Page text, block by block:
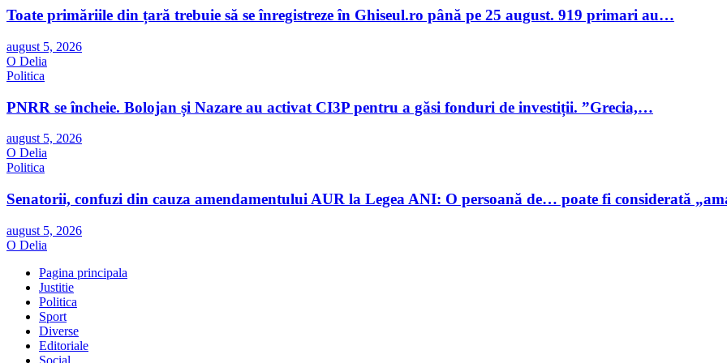
Toate primăriile din țară trebuie să se înregistreze în Ghiseul.ro până pe 25 august. 919 primari au…
august 5, 2026
O Delia
Politica
PNRR se încheie. Bolojan și Nazare au activat CI3P pentru a găsi fonduri de investiții. ”Grecia,…
august 5, 2026
O Delia
Politica
Senatorii, confuzi din cauza amendamentului AUR la Legea ANI: O persoană de… poate fi considerată
august 5, 2026
O Delia
Pagina principala
Justitie
Politica
Sport
Diverse
Editoriale
Social